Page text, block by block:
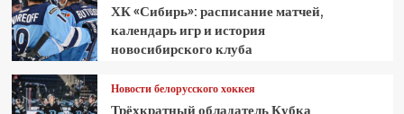
ХК «Сибирь»: расписание матчей,
календарь игр и история
новосибирского клуба
Новости белорусского хоккея
Трёхкратный обладатель Кубка